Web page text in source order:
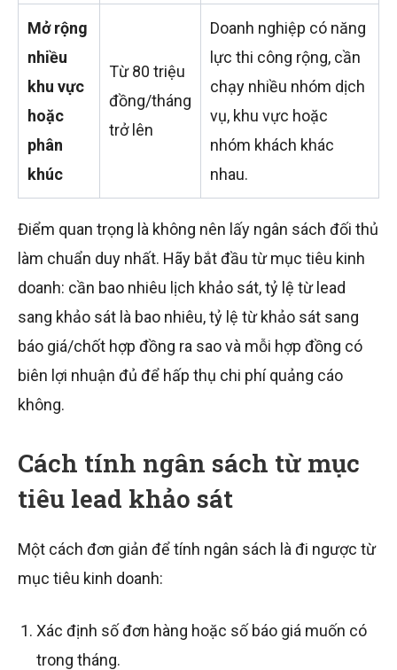
Mở rộng
nhiều
khu vực
hoặc
phân
khúc
Từ 80 triệu
đồng/tháng
trở lên
Doanh nghiệp có năng
lực thi công rộng, cần
chạy nhiều nhóm dịch
vụ, khu vực hoặc
nhóm khách khác
nhau.
Điểm quan trọng là không nên lấy ngân sách đối thủ
làm chuẩn duy nhất. Hãy bắt đầu từ mục tiêu kinh
doanh: cần bao nhiêu lịch khảo sát, tỷ lệ từ lead
sang khảo sát là bao nhiêu, tỷ lệ từ khảo sát sang
báo giá/chốt hợp đồng ra sao và mỗi hợp đồng có
biên lợi nhuận đủ để hấp thụ chi phí quảng cáo
không.
Cách tính ngân sách từ mục
tiêu lead khảo sát
Một cách đơn giản để tính ngân sách là đi ngược từ
mục tiêu kinh doanh:
Xác định số đơn hàng hoặc số báo giá muốn có
trong tháng.